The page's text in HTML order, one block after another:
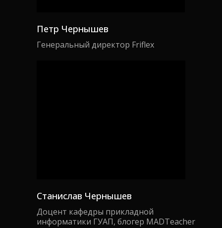
Петр Чернышев
Генеральный директор Friflex
Станислав Чернышев
Доцент кафедры прикладной
информатики ГУАП, блогер MADTeacher